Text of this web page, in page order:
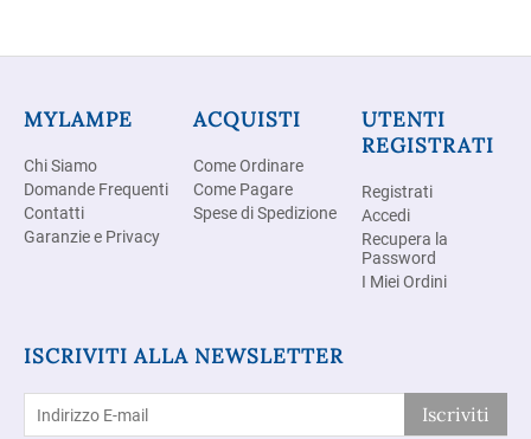
MYLAMPE
Chi Siamo
Domande Frequenti
Contatti
Garanzie e Privacy
ACQUISTI
Come Ordinare
Come Pagare
Spese di Spedizione
UTENTI
REGISTRATI
Registrati
Accedi
Recupera la
Password
I Miei Ordini
ISCRIVITI ALLA NEWSLETTER
Iscriviti